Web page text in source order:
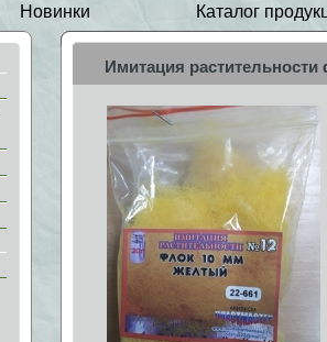
Новинки Каталог
Имитация